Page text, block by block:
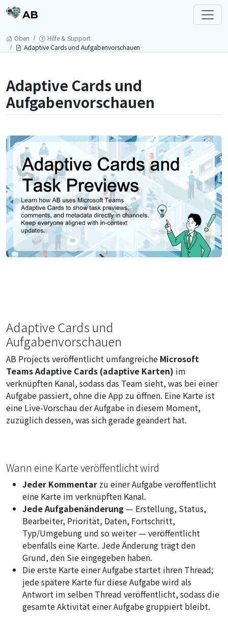
AB
Oben
Hilfe & Support
Adaptive Cards und Aufgabenvorschauen
Adaptive Cards und
Aufgabenvorschauen
Adaptive Cards und
Aufgabenvorschauen
AB Projects veröffentlicht umfangreiche Microsoft
Teams Adaptive Cards (adaptive Karten) im
verknüpften Kanal, sodass das Team sieht, was bei einer
Aufgabe passiert, ohne die App zu öffnen. Eine Karte ist
eine Live-Vorschau der Aufgabe in diesem Moment,
zuzüglich dessen, was sich gerade geändert hat.
Wann eine Karte veröffentlicht wird
Jeder Kommentar zu einer Aufgabe veröffentlicht
eine Karte im verknüpften Kanal.
Jede Aufgabenänderung — Erstellung, Status,
Bearbeiter, Priorität, Daten, Fortschritt,
Typ/Umgebung und so weiter — veröffentlicht
ebenfalls eine Karte. Jede Änderung trägt den
Grund, den Sie eingegeben haben.
Die erste Karte einer Aufgabe startet ihren Thread;
jede spätere Karte für diese Aufgabe wird als
Antwort im selben Thread veröffentlicht, sodass die
gesamte Aktivität einer Aufgabe gruppiert bleibt.